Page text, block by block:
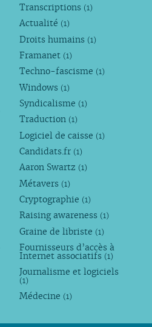
Transcriptions (1)
Actualité (1)
Droits humains (1)
Framanet (1)
Techno-fascisme (1)
Windows (1)
Syndicalisme (1)
Traduction (1)
Logiciel de caisse (1)
Candidats.fr (1)
Aaron Swartz (1)
Métavers (1)
Cryptographie (1)
Raising awareness (1)
Graine de libriste (1)
Fournisseurs d’accès à
Internet associatifs (1)
Journalisme et logiciels
(1)
Médecine (1)